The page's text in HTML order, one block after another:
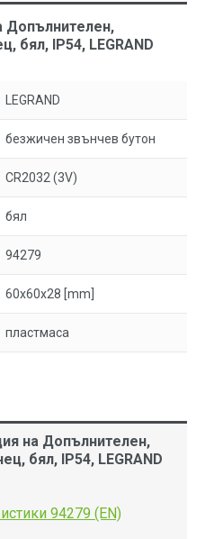
Допълнителен,
бял, IP54, LEGRAND
LEGRAND
безжичен звънчев бутон
CR2032 (3V)
бял
94279
60x60x28 [mm]
пластмаса
на Допълнителен,
бял, IP54, LEGRAND
94279 (EN)